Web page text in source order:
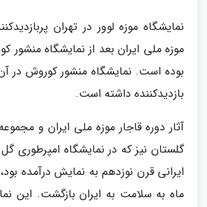
نمایشگاه موزه لوور در تهران
بازدیدکننده داشته است.
آثار دوره قاجار موزه ملی ایران و
گلستان نیز که در نمایشگاه امپرطوری
ماه به سلامت به ایران بازگشت. این